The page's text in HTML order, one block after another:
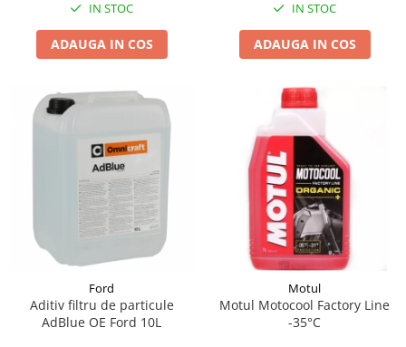
Suporti si placi prindere
IN STOC
ADAUGA IN COS
IN STOC
ADAUGA IN COS
Ford
Aditiv filtru de particule
AdBlue OE Ford 10L
Motul
Motul Motocool Factory Line
-35°C